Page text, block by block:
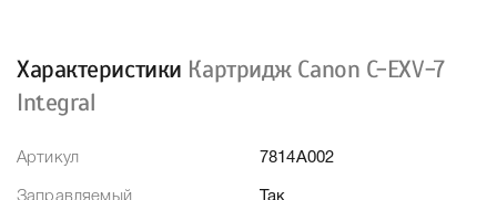
Характеристики Картридж Canon C-EXV-7
Integral
Артикул 7814A002
Заправляемый Так